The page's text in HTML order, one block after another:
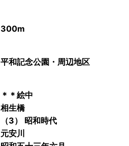
300m
平和記念公園・周辺地区
＊＊絵中
相生橋
（3） 昭和時代
元安川